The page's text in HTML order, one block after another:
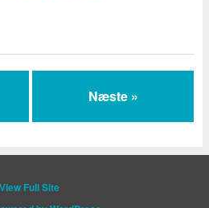
Næste »
View Full Site